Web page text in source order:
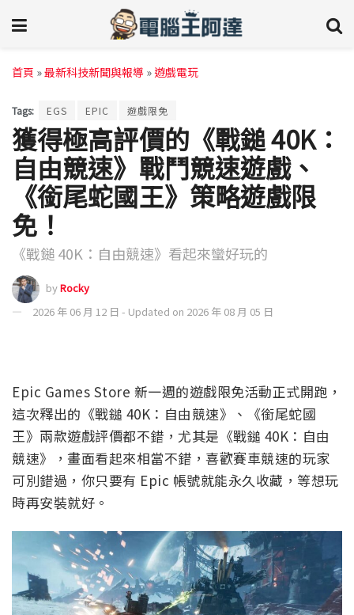
首頁 »最新科技新聞與報導 »遊戲電玩
Tags: EGS EPIC 遊戲限免
獲得極高評價的《戰鎚 40K：
自由競速》戰鬥競速遊戲、
《銜尾蛇國王》策略遊戲限
免！
《戰鎚 40K：自由競速》看起來蠻好玩的
byRocky
2026 年 06 月 12 日 - Updated on 2026 年 08 月 05 日
Epic Games Store 新一週的遊戲限免活動正式開跑，
這次釋出的《戰鎚 40K：自由競速》、《銜尾蛇國
王》兩款遊戲評價都不錯，尤其是《戰鎚 40K：自由
競速》，畫面看起來相當不錯，喜歡賽車競速的玩家
可別錯過，你只要有 Epic 帳號就能永久收藏，等想玩
時再安裝就好。